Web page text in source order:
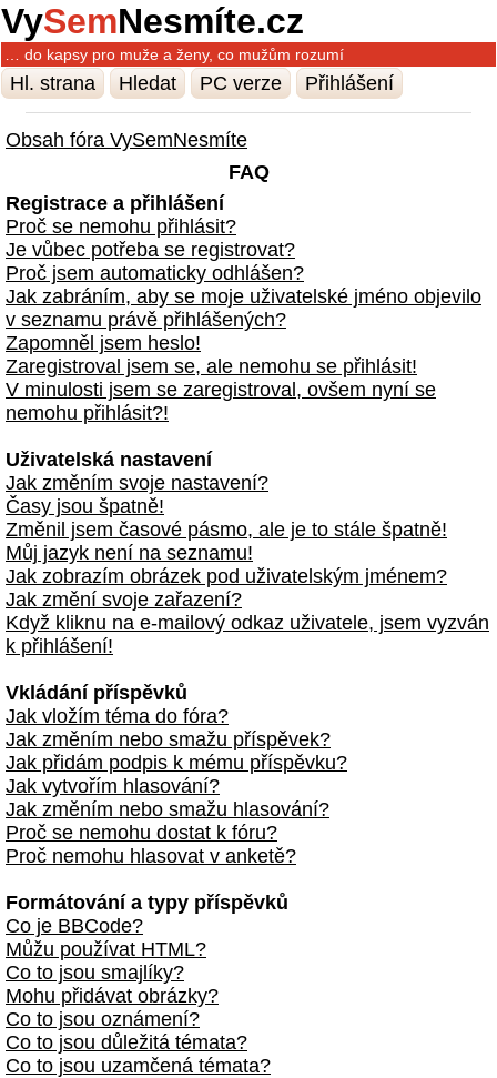
VySemNesmíte.cz
… do kapsy pro muže a ženy, co mužům rozumí
Hl. strana Hledat PC verze Přihlášení
Obsah fóra VySemNesmíte
FAQ
Registrace a přihlášení
Proč se nemohu přihlásit?
Je vůbec potřeba se registrovat?
Proč jsem automaticky odhlášen?
Jak zabráním, aby se moje uživatelské jméno objevilo
v seznamu právě přihlášených?
Zapomněl jsem heslo!
Zaregistroval jsem se, ale nemohu se přihlásit!
V minulosti jsem se zaregistroval, ovšem nyní se
nemohu přihlásit?!
Uživatelská nastavení
Jak změním svoje nastavení?
Časy jsou špatně!
Změnil jsem časové pásmo, ale je to stále špatně!
Můj jazyk není na seznamu!
Jak zobrazím obrázek pod uživatelským jménem?
Jak změní svoje zařazení?
Když kliknu na e-mailový odkaz uživatele, jsem vyzván
k přihlášení!
Vkládání příspěvků
Jak vložím téma do fóra?
Jak změním nebo smažu příspěvek?
Jak přidám podpis k mému příspěvku?
Jak vytvořím hlasování?
Jak změním nebo smažu hlasování?
Proč se nemohu dostat k fóru?
Proč nemohu hlasovat v anketě?
Formátování a typy příspěvků
Co je BBCode?
Můžu používat HTML?
Co to jsou smajlíky?
Mohu přidávat obrázky?
Co to jsou oznámení?
Co to jsou důležitá témata?
Co to jsou uzamčená témata?